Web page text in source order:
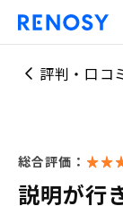
評判・口コ
総合評価：
説明が行